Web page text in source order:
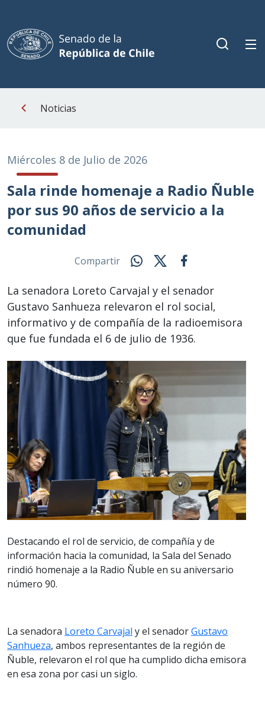
Noticias
Miércoles 8 de Julio de 2026
Sala rinde homenaje a Radio Ñuble
por sus 90 años de servicio a la
comunidad
Compartir
La senadora Loreto Carvajal y el senador
Gustavo Sanhueza relevaron el rol social,
informativo y de compañía de la radioemisora
que fue fundada el 6 de julio de 1936.
Destacando el rol de servicio, de compañía y de
información hacia la comunidad, la Sala del Senado
rindió homenaje a la Radio Ñuble en su aniversario
número 90.
La senadora Loreto Carvajal y el senadorGustavo
Sanhueza, ambos representantes de la región de
Ñuble, relevaron el rol que ha cumplido dicha emisora
en esa zona por casi un siglo.